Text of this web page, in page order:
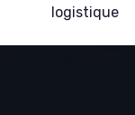
logistique